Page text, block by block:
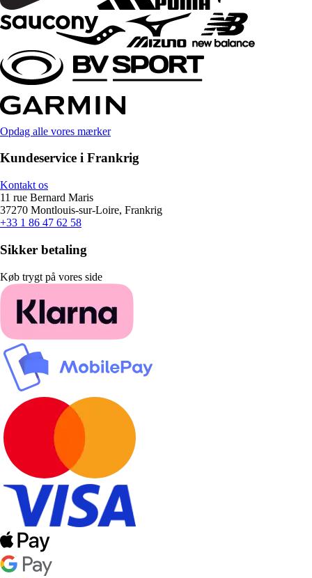
Opdag alle vores mærker
Kundeservice i Frankrig
Kontakt os
11 rue Bernard Maris
37270 Montlouis-sur-Loire, Frankrig
+33 1 86 47 62 58
Sikker betaling
Køb trygt på vores side